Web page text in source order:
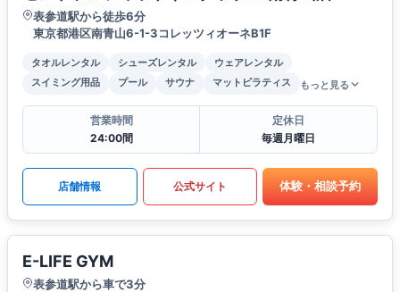
表参道駅から徒歩6分
東京都港区南青山6-1-3コレッツィオーネB1F
タオルレンタル シューズレンタル
ウェアレンタル
スイミング用品
プール サウナ マットピラティス もっと見る
営業時間
24:00間
定休日
毎週月曜日
店舗情報 公式サイト 体験・相談予約
E-LIFE GYM
表参道駅から車で3分